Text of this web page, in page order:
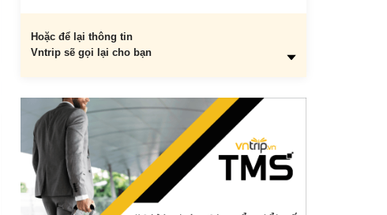
Hoặc để lại thông tin
Vntrip sẽ gọi lại cho bạn